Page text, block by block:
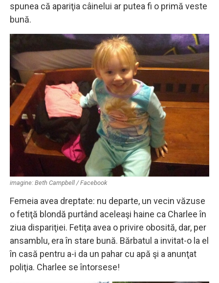
spunea că apariţia câinelui ar putea fi o primă veste
bună.
imagine: Beth Campbell / Facebook
Femeia avea dreptate: nu departe, un vecin văzuse
o fetiţă blondă purtând aceleaşi haine ca Charlee în
ziua dispariţiei. Fetiţa avea o privire obosită, dar, per
ansamblu, era în stare bună. Bărbatul a invitat-o la el
în casă pentru a-i da un pahar cu apă şi a anunţat
poliţia. Charlee se întorsese!